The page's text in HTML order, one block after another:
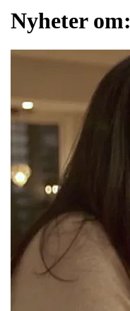
Nyheter om: